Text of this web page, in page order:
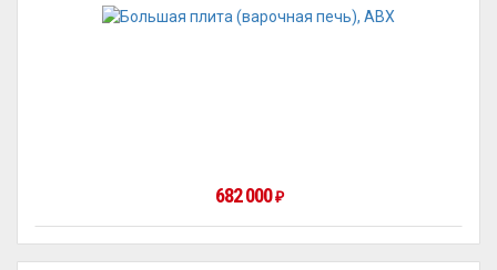
682 000₽